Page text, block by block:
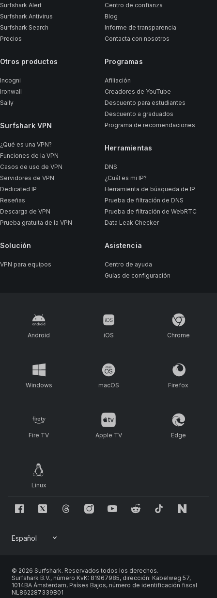
Surfshark Alert
Surfshark Antivirus
Surfshark Search
Precios
Otros productos
Incogni
Ironwall
Saily
Surfshark VPN
¿Qué es una VPN?
Funciones de la VPN
Casos de uso de VPN
Servidores de VPN
Dedicated IP
Reseñas
Descarga de VPN
Prueba gratuita de la VPN
Solución
VPN para equipos
Centro de confianza
Blog
Informe de transparencia
Contacta con nosotros
Programas
Afiliación
Creadores de YouTube
Descuento para estudiantes
Descuento a graduados
Programa de recomendaciones
Herramientas
DNS
¿Cuál es mi IP?
Herramienta de búsqueda de IP
Prueba de filtración de DNS
Prueba de filtración de WebRTC
Data Leak Checker
Asistencia
Centro de ayuda
Guías de configuración
Android iOS Chrome
Windows macOS Firefox
Fire TV Apple TV Edge
Linux
© 2026 Surfshark. Reservados todos los derechos.
Surfshark B.V., número KvK: 81967985, dirección: Kabelweg 57,
1014BA Ámsterdam, Países Bajos, número de identificación fiscal
NL862287339B01